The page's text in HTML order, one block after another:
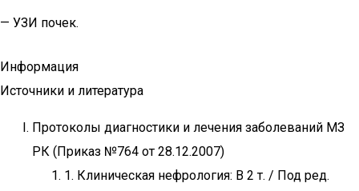
— УЗИ почек.
Информация
Источники и литература
Протоколы диагностики и лечения заболеваний МЗ
РК (Приказ №764 от 28.12.2007)
1. Клиническая нефрология: В 2 т. / Под ред.